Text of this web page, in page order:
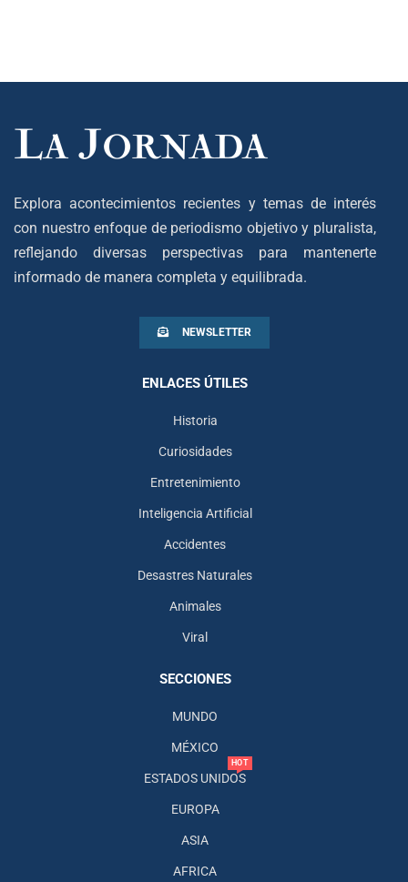
Explora acontecimientos recientes y temas de interés
con nuestro enfoque de periodismo objetivo y pluralista,
reflejando diversas perspectivas para mantenerte
informado de manera completa y equilibrada.
NEWSLETTER
ENLACES ÚTILES
Historia
Curiosidades
Entretenimiento
Inteligencia Artificial
Accidentes
Desastres Naturales
Animales
Viral
SECCIONES
MUNDO
MÉXICO
ESTADOS UNIDOS
HOT
EUROPA
ASIA
AFRICA